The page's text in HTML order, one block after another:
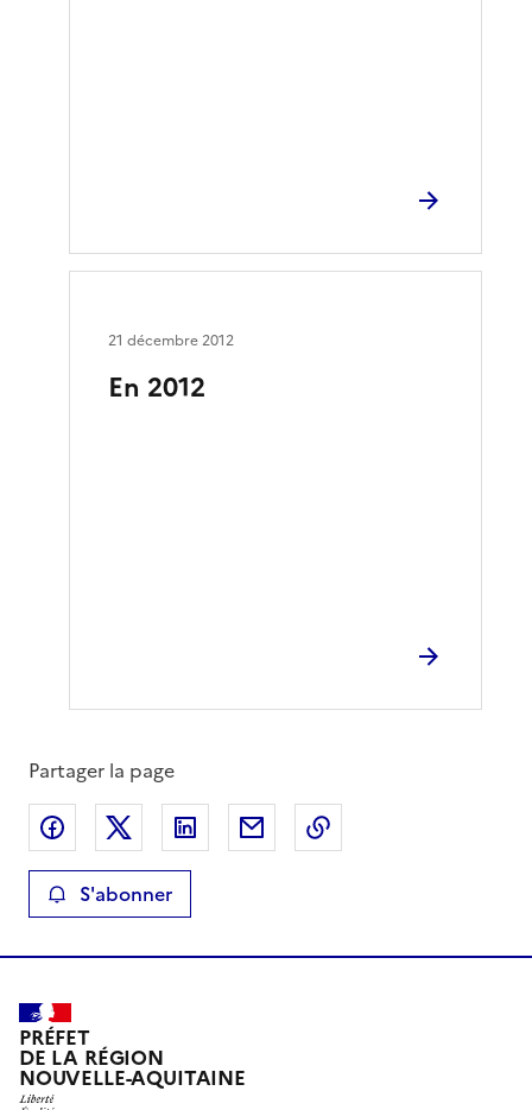
En 2012
21 décembre 2012
Partager la page
Partager sur Facebook
Partager sur XPartager sur LinkedIn
Partager par email
S'abonner
PRÉFET
DE LA RÉGION
NOUVELLE-AQUITAINE